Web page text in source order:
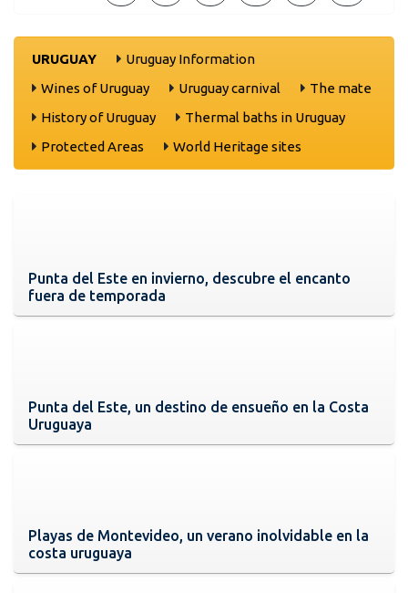
URUGUAY
Uruguay Information
Wines of Uruguay
Uruguay carnival
The mate
History of Uruguay
Thermal baths in Uruguay
Protected Areas
World Heritage sites
Punta del Este en invierno, descubre el encanto
fuera de temporada
Punta del Este, un destino de ensueño en la Costa
Uruguaya
Playas de Montevideo, un verano inolvidable en la
costa uruguaya